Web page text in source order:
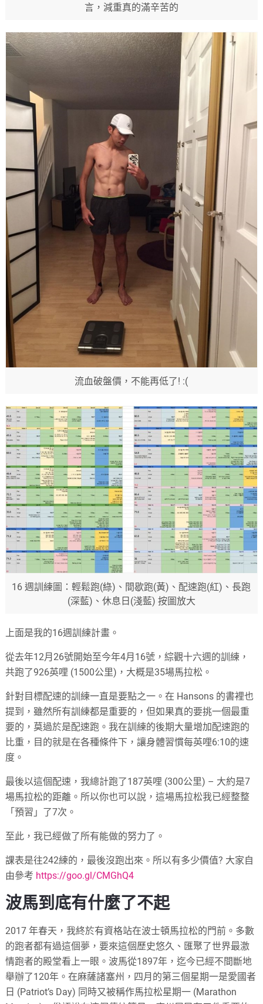
言，減重真的滿辛苦的
流血破盤價，不能再低了! :(
16 週訓練圖：輕鬆跑(綠)、間歇跑(黃)、配速跑(紅)、長跑
(深藍)、休息日(淺藍) 按圖放大
上面是我的16週訓練計畫。
從去年12月26號開始至今年4月16號，綜觀十六週的訓練，
共跑了926英哩 (1500公里)，大概是35場馬拉松。
針對目標配速的訓練一直是要點之一。在 Hansons 的書裡也
提到，雖然所有訓練都是重要的，但如果真的要挑一個最重
要的，莫過於是配速跑。我在訓練的後期大量增加配速跑的
比重，目的就是在各種條件下，讓身體習慣每英哩6:10的速
度。
最後以這個配速，我總計跑了187英哩 (300公里) – 大約是7
場馬拉松的距離。所以你也可以說，這場馬拉松我已經整整
「預習」了7次。
至此，我已經做了所有能做的努力了。
課表是往242練的，最後沒跑出來。所以有多少價值? 大家自
由參考 https://goo.gl/CMGhQ4
波馬到底有什麼了不起
2017 年春天，我終於有資格站在波士頓馬拉松的門前。多數
的跑者都有過這個夢，要來這個歷史悠久、匯聚了世界最激
情跑者的殿堂看上一眼。波馬從1897年，迄今已經不間斷地
舉辦了120年。在麻薩諸塞州，四月的第三個星期一是愛國者
日 (Patriot’s Day) 同時又被稱作馬拉松星期一 (Marathon